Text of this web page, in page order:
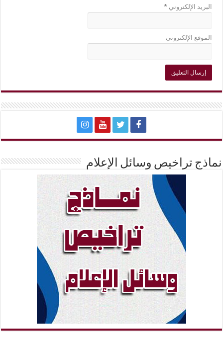
البريد الإلكتروني*
الموقع الإلكتروني
نماذج تراخيص وسائل الإعلام